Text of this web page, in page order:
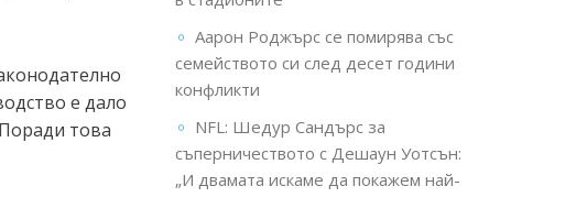
е дало
това
Аарон Роджърс се помирява със
семейството си след десет години
конфликти
NFL: Шедур Сандърс за
съперничеството с Дешаун Уотсън:
„И двамата искаме да покажем най-